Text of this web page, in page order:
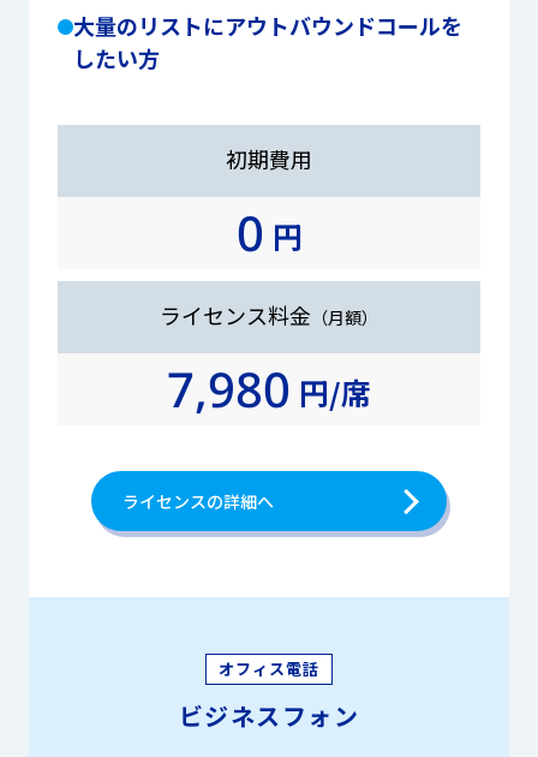
大量のリストにアウトバウンドコールを
したい方
初期費用
0 円
ライセンス料金 （月額）
7,980 円/席
ライセンスの詳細へ
オフィス電話
ビジネスフォン